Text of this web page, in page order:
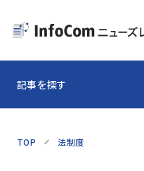
記事を探す
TOP 法制度